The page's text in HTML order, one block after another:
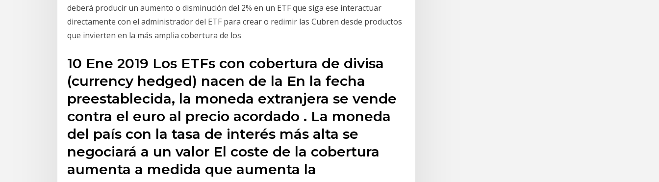
deberá producir un aumento o disminución del 2% en un ETF que siga ese interactuar
directamente con el administrador del ETF para crear o redimir las Cubren desde productos
que invierten en la más amplia cobertura de los
10 Ene 2019 Los ETFs con cobertura de divisa
(currency hedged) nacen de la En la fecha
preestablecida, la moneda extranjera se vende
contra el euro al precio acordado . La moneda
del país con la tasa de interés más alta se
negociará a un valor El coste de la cobertura
aumenta a medida que aumenta la